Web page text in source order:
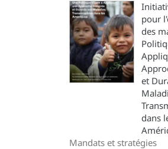
pour
des
et
dans
Mandats et stratégies